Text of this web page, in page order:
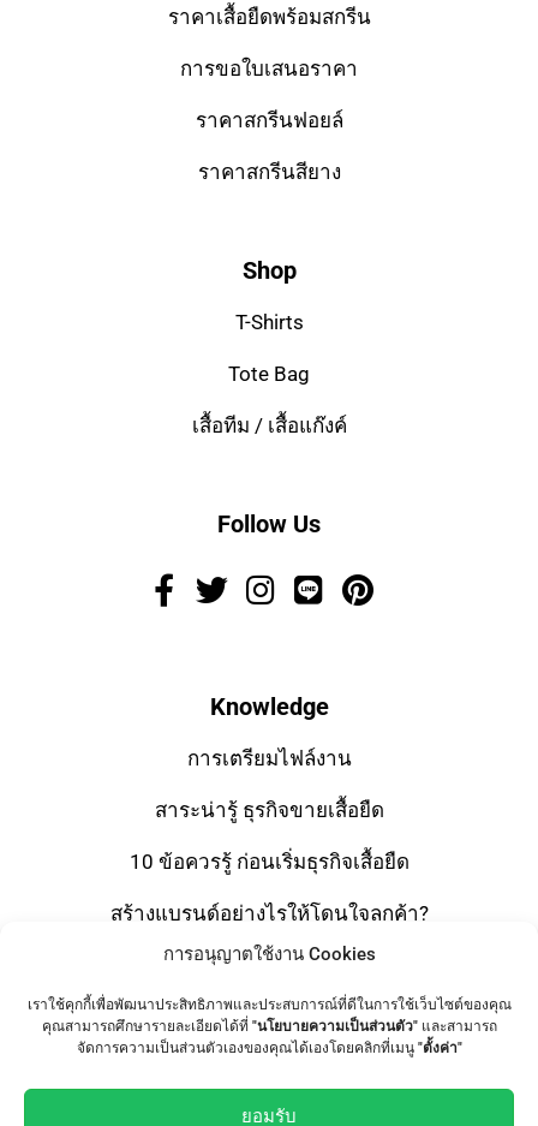
การอนุญาตใช้งาน Cookies
เราใช้คุกกี้เพื่อพัฒนาประสิทธิภาพและประสบการณ์ที่ดีในการใช้เว็บไซต์ของคุณ
คุณสามารถศึกษารายละเอียดได้ที่ "นโยบายความเป็นส่วนตัว"และสามารถ
จัดการความเป็นส่วนตัวเองของคุณได้เองโดยคลิกที่เมนู "ตั้งค่า"
ยอมรับ
ราคาเสื้อยืดพร้อมสกรีน
การขอใบเสนอราคา
ราคาสกรีนฟอยล์
ราคาสกรีนสียาง
Shop
T-Shirts
Tote Bag
เสื้อทีม / เสื้อแก๊งค์
Follow Us
Knowledge
การเตรียมไฟล์งาน
สาระน่ารู้ ธุรกิจขายเสื้อยืด
10 ข้อควรรู้ ก่อนเริ่มธุรกิจเสื้อยืด
สร้างแบรนด์อย่างไรให้โดนใจลูกค้า?
โปรโมทแบรนด์ง่ายๆ ด้วยกระเป๋าผ้าแคนวาส
มารู้จักกับ “ผ้า Cotton ” กันดีกว่า